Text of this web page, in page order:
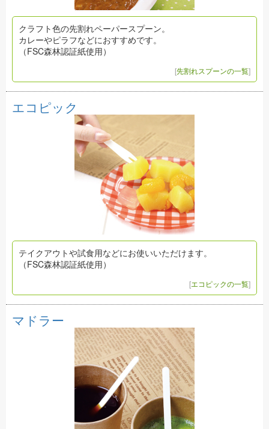
クラフト色の先割れペーパースプーン。
カレーやピラフなどにおすすめです。
（FSC森林認証紙使用）
[先割れスプーンの一覧]
エコピック
テイクアウトや試食用などにお使いいただけます。
（FSC森林認証紙使用）
[エコピックの一覧]
マドラー